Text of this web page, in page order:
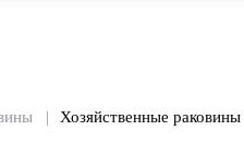
Хозяйственные раковины